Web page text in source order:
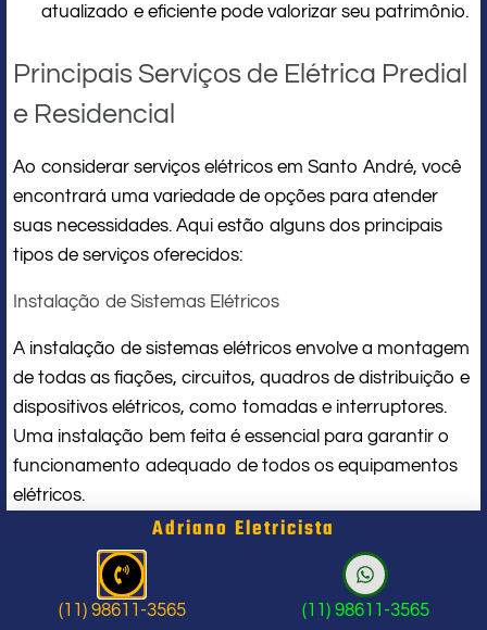
atualizado e eficiente pode valorizar seu patrimônio.
Principais Serviços de Elétrica Predial
e Residencial
Ao considerar serviços elétricos em Santo André, você
encontrará uma variedade de opções para atender
suas necessidades. Aqui estão alguns dos principais
tipos de serviços oferecidos:
Instalação de Sistemas Elétricos
A instalação de sistemas elétricos envolve a montagem
de todas as fiações, circuitos, quadros de distribuição e
dispositivos elétricos, como tomadas e interruptores.
Uma instalação bem feita é essencial para garantir o
funcionamento adequado de todos os equipamentos
elétricos.
A manutenção elétrica é fundamental para evitar
problemas futuros. A manutenção preventiva visa
Adriano Eletricista
(11) 98611-3565 (11) 98611-3565